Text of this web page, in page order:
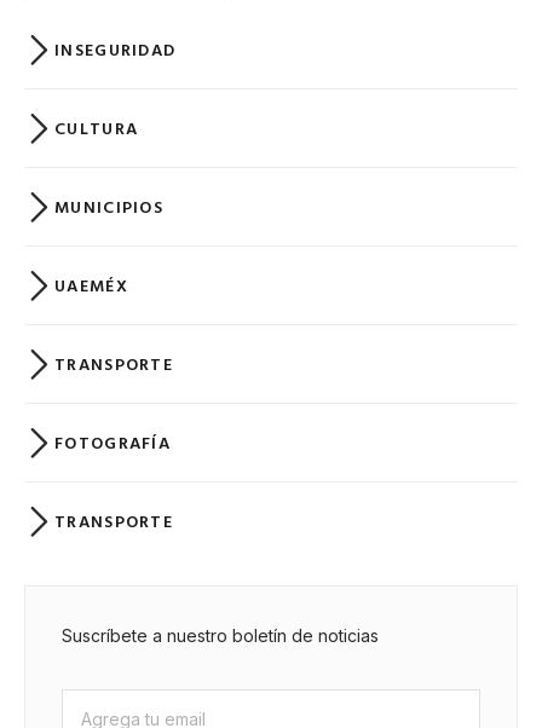
INSEGURIDAD
CULTURA
MUNICIPIOS
UAEMÉX
TRANSPORTE
FOTOGRAFÍA
TRANSPORTE
Suscríbete a nuestro boletín de noticias